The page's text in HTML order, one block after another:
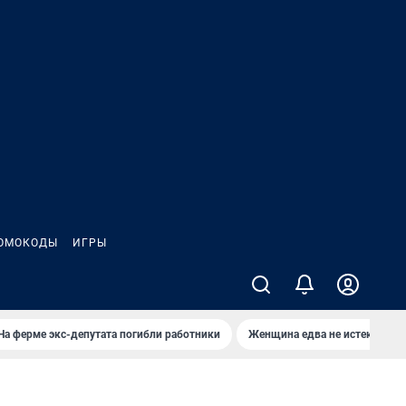
ИГРЫ
ферме экс-депутата погибли работники Женщина едва не истекла